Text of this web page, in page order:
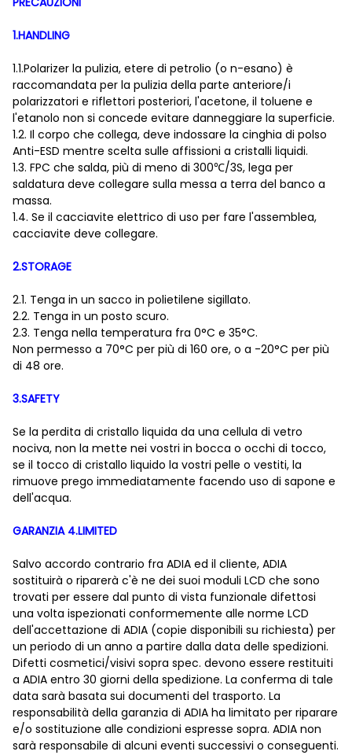
1.HANDLING
1.1.Polarizer la pulizia, etere di petrolio (o n-esano) è
raccomandata per la pulizia della parte anteriore/i
polarizzatori e riflettori posteriori, l'acetone, il toluene e
l'etanolo non si concede evitare danneggiare la superficie.
1.2. Il corpo che collega, deve indossare la cinghia di polso
Anti-ESD mentre scelta sulle affissioni a cristalli liquidi.
1.3. FPC che salda, più di meno di 300℃/3S, lega per
saldatura deve collegare sulla messa a terra del banco a
massa.
1.4. Se il cacciavite elettrico di uso per fare l'assemblea,
cacciavite deve collegare.
2.STORAGE
2.1. Tenga in un sacco in polietilene sigillato.
2.2. Tenga in un posto scuro.
2.3. Tenga nella temperatura fra 0°C e 35°C.
Non permesso a 70°C per più di 160 ore, o a -20°C per più
di 48 ore.
3.SAFETY
Se la perdita di cristallo liquida da una cellula di vetro
nociva, non la mette nei vostri in bocca o occhi di tocco,
se il tocco di cristallo liquido la vostri pelle o vestiti, la
rimuove prego immediatamente facendo uso di sapone e
dell'acqua.
GARANZIA 4.LIMITED
Salvo accordo contrario fra ADIA ed il cliente, ADIA
sostituirà o riparerà c'è ne dei suoi moduli LCD che sono
trovati per essere dal punto di vista funzionale difettosi
una volta ispezionati conformemente alle norme LCD
dell'accettazione di ADIA (copie disponibili su richiesta) per
un periodo di un anno a partire dalla data delle spedizioni.
Difetti cosmetici/visivi sopra spec. devono essere restituiti
a ADIA entro 30 giorni della spedizione. La conferma di tale
data sarà basata sui documenti del trasporto. La
responsabilità della garanzia di ADIA ha limitato per riparare
e/o sostituzione alle condizioni espresse sopra. ADIA non
sarà responsabile di alcuni eventi successivi o conseguenti.